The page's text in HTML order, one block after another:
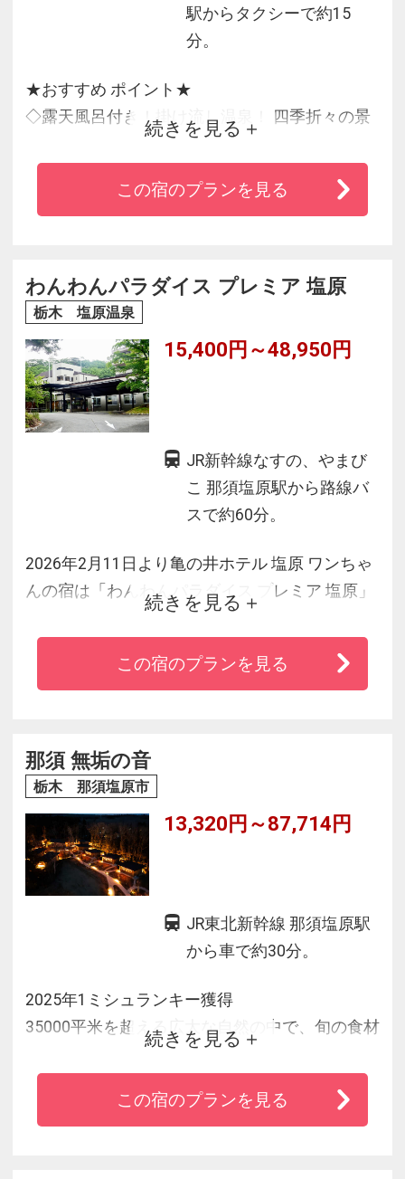
駅からタクシーで約15
分。
★おすすめ ポイント★
◇露天風呂付き！掛け流し温泉！ 四季折々の景
◇シモンズ社製のベッドを配置しゆっくりとお
休みいただけます。（一部和室を除く）
◇自然と一体感を感じられる癒しの宿で、極上
のひとときをお過ごしください。
続きを見る
この宿のプランを見る
わんわんパラダイス プレミア 塩原
栃木 塩原温泉
15,400円～48,950円
JR新幹線なすの、やまび
こ 那須塩原駅から路線バ
スで約60分。
2026年2月11日より亀の井ホテル 塩原 ワンちゃ
んの宿は「わんわんパラダイス プレミア 塩原」
へリブランドいたしました。
豊かな自然の恵みを活かし、四季を感じさせる
料理人自慢の日本料理をご堪能ください。
続きを見る
この宿のプランを見る
那須 無垢の音
栃木 那須塩原市
13,320円～87,714円
JR東北新幹線 那須塩原駅
から車で約30分。
2025年1ミシュランキー獲得
35000平米を超える広大な自然の中で、旬の食材
や地元の味覚を取り入れた料理をご堪能いただ
けます。
建築家・石上純也氏が手掛けた体感する森「水
続きを見る
この宿のプランを見る